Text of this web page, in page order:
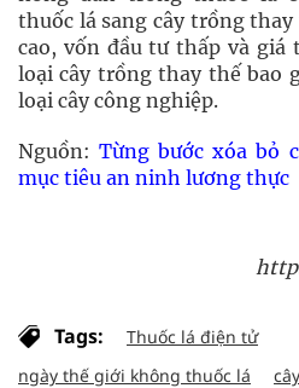
thuốc lá sang cây trồng
cao, vốn đầu tư thấp và giá
loại cây trồng thay thế bao
loại cây công nghiệp.
Nguồn:Từng bước xóa bỏ
mục tiêu an ninh lương thực
Tags:
Thuốc lá điện tử
ngày thế giới không thuốc lá